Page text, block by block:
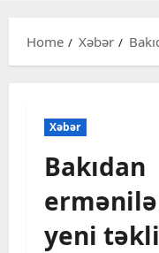
Home Xəbər
Xəbər
Bakıdan
yeni